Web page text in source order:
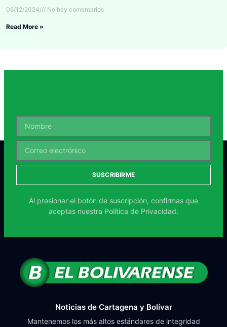
06/12/2024 No hay comentarios
Read More »
SUSCRIBIRME
Al presionar el botón de suscripción, confirmas que
aceptas nuestra Política de Privacidad.
Noticias de Cartagena y Bolívar
Mantenemos los más altos estándares de integridad